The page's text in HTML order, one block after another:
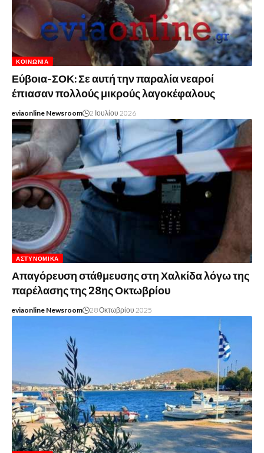
ΚΟΙΝΩΝΊΑ
Εύβοια-ΣΟΚ: Σε αυτή την παραλία νεαροί
έπιασαν πολλούς μικρούς λαγοκέφαλους
eviaonline Newsroom 2 Ιουλίου 2026
ΑΣΤΥΝΟΜΙΚΆ
Απαγόρευση στάθμευσης στη Χαλκίδα λόγω της
παρέλασης της 28ης Οκτωβρίου
eviaonline Newsroom 28 Οκτωβρίου 2025